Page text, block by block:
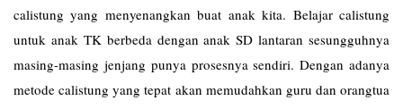
calistung yang menyenangkan buat anak kita. Belajar calistung
untuk anak TK berbeda dengan anak SD lantaran sesungguhnya
masing-masing jenjang punya prosesnya sendiri. Dengan adanya
metode calistung yang tepat akan memudahkan guru dan orangtua